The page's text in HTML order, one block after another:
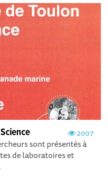
2007
sont présentés à
de laboratoires et